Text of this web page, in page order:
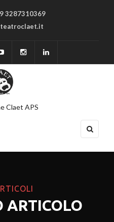
3287310369
Claet APS
ARTICOLO